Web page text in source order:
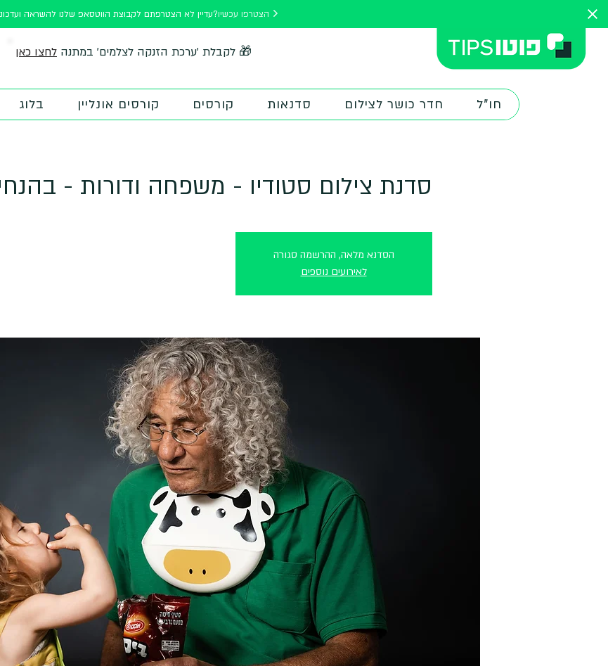
עדיין לא הצטרפתם לקבוצת הווטסאפ שלנו להשראה ועדכונים?
לחצו כאן 🎁 לקבלת 'ערכת הזנקה לצלמים' במתנה
חו"ל חדר כושר לצילום סדנאות קורסים קורסים אונליין בלוג
סדנת צילום סטודיו - משפחה ודורות -
הסדנא מלאה, ההרשמה סגורה
לאירועים נוספים